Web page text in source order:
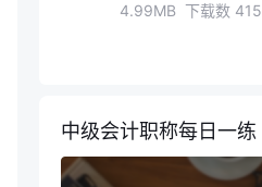
4.99MB 下载数 415
中级会计职称每日一练